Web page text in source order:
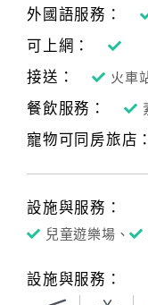
外國語服務：
可上網：
接送：
火車
餐飲服務：
寵物可同房旅店：
設施與服務：
兒童遊樂場、
設施與服務：